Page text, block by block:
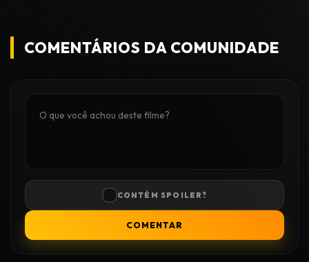
COMENTÁRIOS DA COMUNIDADE
CONTÉM SPOILER?
COMENTAR